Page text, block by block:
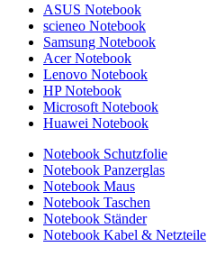
ASUS Notebook
scieneo Notebook
Samsung Notebook
Acer Notebook
Lenovo Notebook
HP Notebook
Microsoft Notebook
Huawei Notebook
Notebook Schutzfolie
Notebook Panzerglas
Notebook Maus
Notebook Taschen
Notebook Ständer
Notebook Kabel & Netzteile